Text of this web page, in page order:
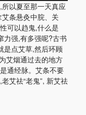
以夏至那一天真应
条悬灸中脘、关
可以趋鬼,什么是
力强,有多强呢?古书
是点艾草,然后环顾
艾烟通过去的地方
通经脉。艾条不要
艾祛“老鬼”, 新艾祛